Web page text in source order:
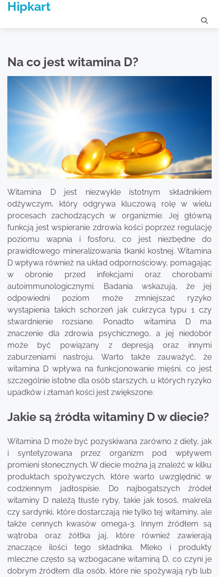
SkipHipkart
Na co jest witamina D?
Witamina D jest niezwykle istotnym składnikiem
odżywczym, który odgrywa kluczową rolę w wielu
procesach zachodzących w organizmie. Jej główną
funkcją jest wspieranie zdrowia kości poprzez regulację
poziomu wapnia i fosforu, co jest niezbędne do
prawidłowego mineralizowania tkanki kostnej. Witamina
D wpływa również na układ odpornościowy, pomagając
w obronie przed infekcjami oraz chorobami
autoimmunologicznymi. Badania wskazują, że jej
odpowiedni poziom może zmniejszać ryzyko
wystąpienia takich schorzeń jak cukrzyca typu 1 czy
stwardnienie rozsiane. Ponadto witamina D ma
znaczenie dla zdrowia psychicznego, a jej niedobór
może być powiązany z depresją oraz innymi
zaburzeniami nastroju. Warto także zauważyć, że
witamina D wpływa na funkcjonowanie mięśni, co jest
szczególnie istotne dla osób starszych, u których ryzyko
upadków i złamań kości jest zwiększone.
Jakie są źródła witaminy D w diecie?
Witamina D może być pozyskiwana zarówno z diety, jak
i syntetyzowana przez organizm pod wpływem
promieni słonecznych. W diecie można ją znaleźć w kilku
produktach spożywczych, które warto uwzględnić w
codziennym jadłospisie. Do najbogatszych źródeł
witaminy D należą tłuste ryby, takie jak łosoś, makrela
czy sardynki, które dostarczają nie tylko tej witaminy, ale
także cennych kwasów omega-3. Innym źródłem są
wątroba oraz żółtka jaj, które również zawierają
znaczące ilości tego składnika. Mleko i produkty
mleczne często są wzbogacane witaminą D, co czyni je
dobrym źródłem dla osób, które nie spożywają ryb lub